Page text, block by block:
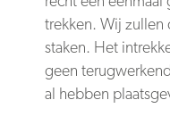
trekken. Wij
staken. Het
geen
al hebben